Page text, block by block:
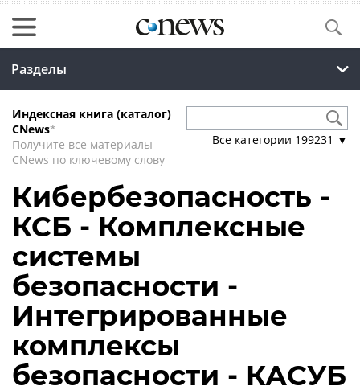
Разделы
Индексная книга (каталог)
CNews*
Получите все материалы
CNews по ключевому слову
Все категории 199231 ▼
Кибербезопасность -
КСБ - Комплексные
системы
безопасности -
Интегрированные
комплексы
безопасности - КАСУБ